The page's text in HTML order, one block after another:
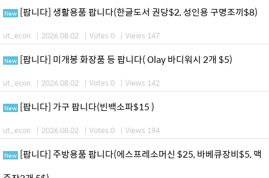
New [팝니다] 생활용품 팝니다(한글도서 권당$2, 성인용 구명조끼$8)
ut_econ | 2026.08.02 | Votes 0 | Views 147
New [팝니다] 미개봉 화장품 등 팝니다( Olay 바디워시 2개 $5)
ut_econ | 2026.08.02 | Votes 0 | Views 142
New [팝니다] 가구 팝니다(빈백소파$15 )
ut_econ | 2026.08.02 | Votes 0 | Views 194
New [팝니다] 주방용품 팝니다(에스프레소머신 $25, 바베큐장비$5, 맥